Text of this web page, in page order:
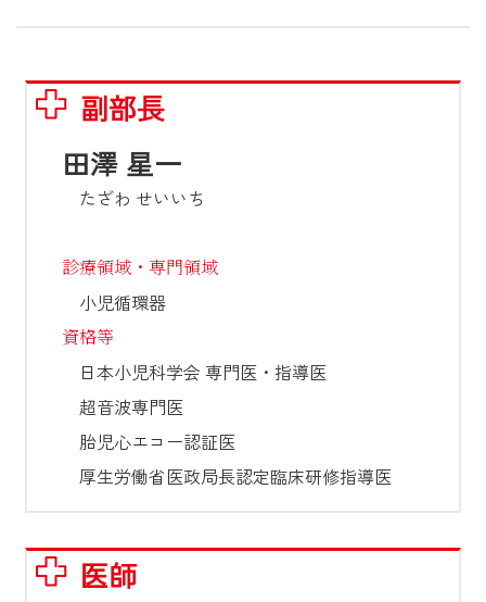
副部長
田澤 星一
たざわ せいいち
診療領域・専門領域
小児循環器
資格等
日本小児科学会 専門医・指導医
超音波専門医
胎児心エコー認証医
厚生労働省医政局長認定臨床研修指導医
医師